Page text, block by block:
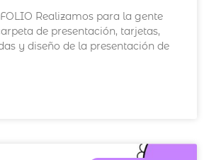
Realizamos para la gente
de presentación, tarjetas,
y diseño de la presentación de